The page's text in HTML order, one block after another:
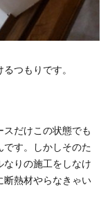
つもりです。
だけこの状態でも
です。しかしそのた
りの施工をしなけ
断熱材やらなきゃい